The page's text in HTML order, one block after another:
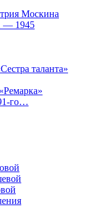
Москина
— 1945
таланта»
го…